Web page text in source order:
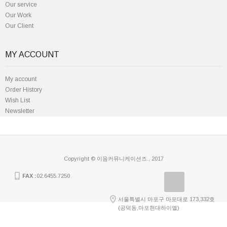
Our service
Our Work
Our Client
MY ACCOUNT
My account
Order History
Wish List
Newsletter
Copyright © 이음커뮤니케이션즈., 2017
FAX :02.6455.7250
서울특별시 마포구 마포대로 173,332호
(공덕동,마포현대하이엘)